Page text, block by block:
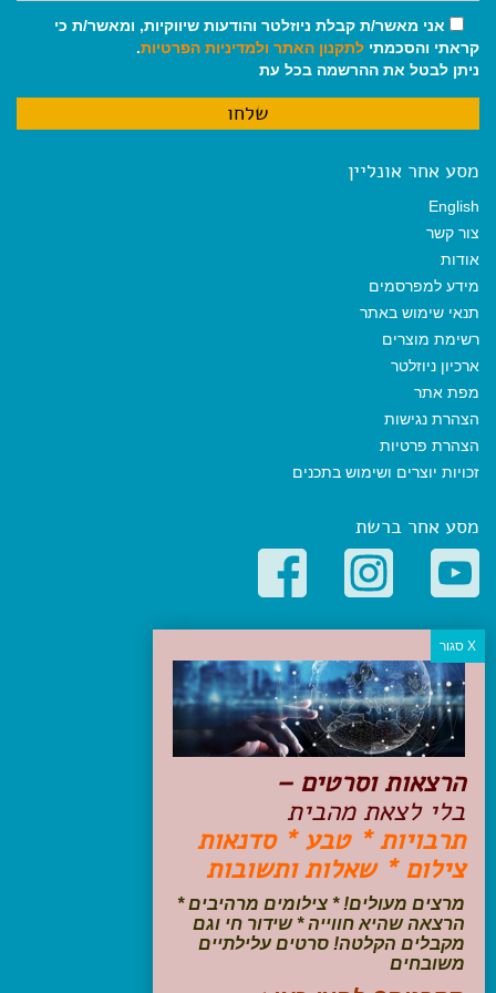
אני מאשר/ת קבלת ניוזלטר והודעות שיווקיות, ומאשר/ת כי
קראתי והסכמתי לתקנון האתר ולמדיניות הפרטיות.
ניתן לבטל את ההרשמה בכל עת
מסע אחר אונליין
English
צור קשר
אודות
מידע למפרסמים
תנאי שימוש באתר
רשימת מוצרים
ארכיון ניוזלטר
מפת אתר
הצהרת נגישות
הצהרת פרטיות
זכויות יוצרים ושימוש בתכנים
מסע אחר ברשת
קטגוריות פופולריות
יעדים
טיולים בישראל
מלונות בוטיק בישראל
טיפים והמלצות
הכנות לנסיעה
טיולי ג'יפים
טיולים עם ילדים
שייט, הפלגות, קרוזים
עקבו אחרינו בפייסבוק
הרצאות וסרטים –
בלי לצאת מהבית
תרבויות * טבע * סדנאות
צילום * שאלות ותשובות
מרצים מעולים! * צילומים מרהיבים *
הרצאה שהיא חווייה * שידור חי וגם
מקבלים הקלטה! סרטים עלילתיים
משובחים